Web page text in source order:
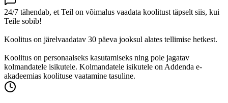
24/7 tähendab, et Teil on võimalus vaadata koolitust täpselt siis, kui
Teile sobib!
Koolitus on järelvaadatav 30 päeva jooksul alates tellimise hetkest.
Koolitus on personaalseks kasutamiseks ning pole jagatav
kolmandatele isikutele. Kolmandatele isikutele on Addenda e-
akadeemias koolituse vaatamine tasuline.